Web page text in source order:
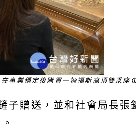
業穩定後購買一輛福斯高頂雙乘座
子贈送，並和社會局長